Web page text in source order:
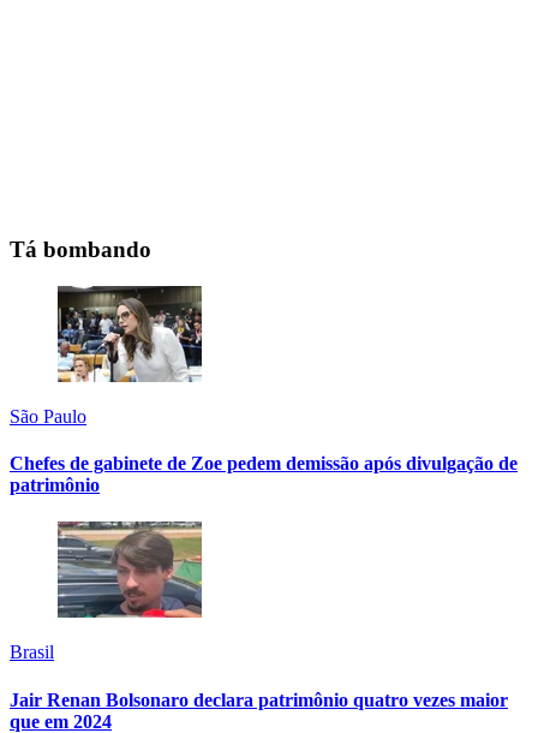
Tá bombando
São Paulo
Chefes de gabinete de Zoe pedem demissão após divulgação de
patrimônio
Brasil
Jair Renan Bolsonaro declara patrimônio quatro vezes maior
que em 2024